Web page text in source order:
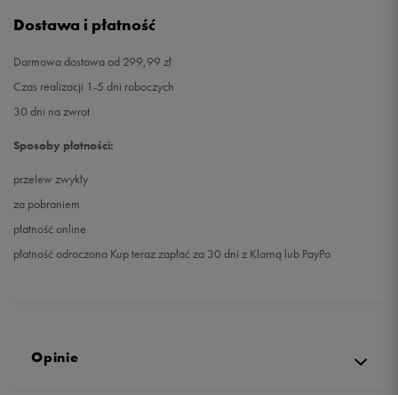
Dostawa i płatność
Darmowa dostawa od 299,99 zł
Czas realizacji 1-5 dni roboczych
30 dni na zwrot
Sposoby płatności:
przelew zwykły
za pobraniem
płatność online
płatność odroczona Kup teraz zapłać za 30 dni z Klarną lub PayPo
Opinie